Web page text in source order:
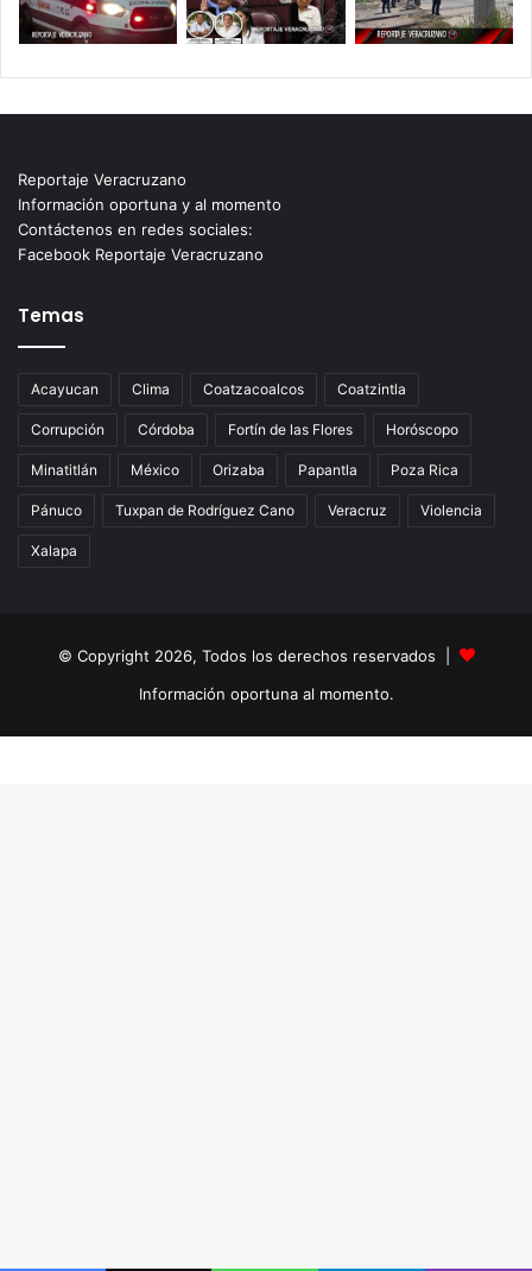
Reportaje Veracruzano
Información oportuna y al momento
Contáctenos en redes sociales:
Facebook Reportaje Veracruzano
Temas
Acayucan Clima Coatzacoalcos Coatzintla
Corrupción Córdoba Fortín de las Flores Horóscopo
Minatitlán México Orizaba Papantla Poza Rica
Pánuco Tuxpan de Rodríguez Cano Veracruz Violencia
Xalapa
© Copyright 2026, Todos los derechos reservados |
Información oportuna al momento.